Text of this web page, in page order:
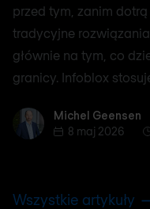
przed tym, zanim
tradycyjne
głównie na tym, co
granicy. Infoblox
Michel Geensen
Michel Geensen
8 maj 2026
Wszystkie artykuły